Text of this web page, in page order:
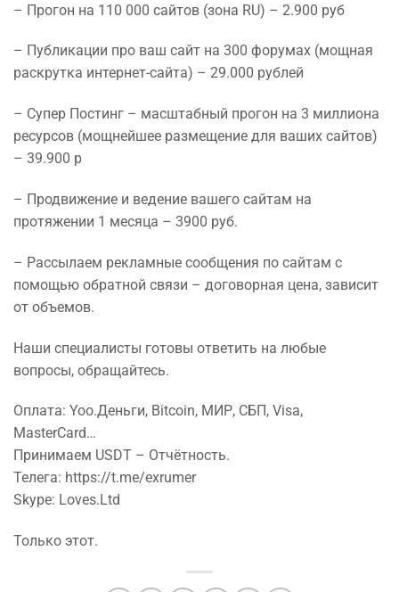
– Прогон на 110 000 сайтов (зона RU) – 2.900 руб
– Публикации про ваш сайт на 300 форумах (мощная
раскрутка интернет-сайта) – 29.000 рублей
– Супер Постинг – масштабный прогон на 3 миллиона
ресурсов (мощнейшее размещение для ваших сайтов)
– 39.900 р
– Продвижение и ведение вашего сайтам на
протяжении 1 месяца – 3900 руб.
– Рассылаем рекламные сообщения по сайтам с
помощью обратной связи – договорная цена, зависит
от объемов.
Наши специалисты готовы ответить на любые
вопросы, обращайтесь.
Оплата: Yoo.Деньги, Bitcoin, МИР, СБП, Visa,
MasterCard…
Принимаем USDT – Отчётность.
Телега: https://t.me/exrumer
Skype: Loves.Ltd
Только этот.